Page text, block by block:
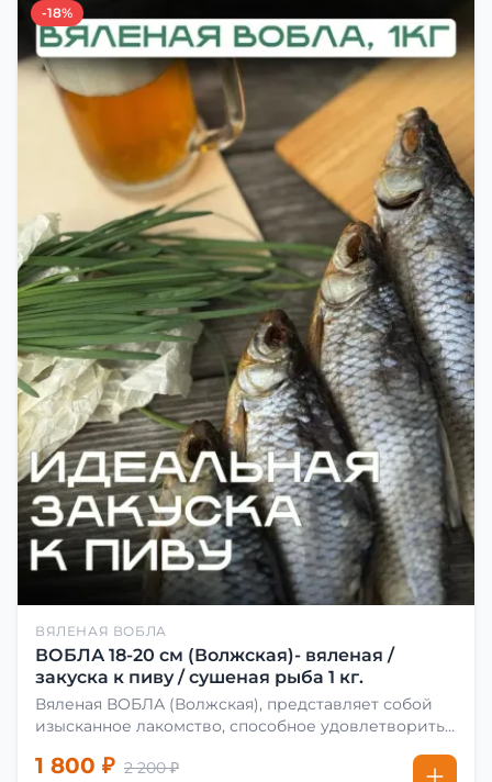
-18%
ВЯЛЕНАЯ ВОБЛА
ВОБЛА 18-20 см (Волжская)- вяленая /
закуска к пиву / сушеная рыба 1 кг.
Вяленая ВОБЛА (Волжская), представляет собой
изысканное лакомство, способное удовлетворить
сделать вяленую воблу, её сначала хорошо солят.
1 800 ₽ 2 200 ₽